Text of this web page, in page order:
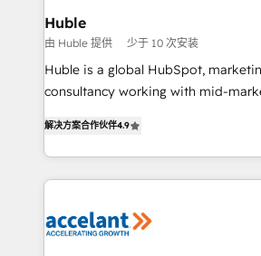
Integration templates that put
of your tech stack, syncing... 🛍️ Shopify or
WooCommerce 💲 Stripe or Paypal
Netsuite 🤖 Google or Microsoft ✍️
the rare Advanced "Custom
Accreditation, securely sync data across...
new HubSpot portal with Advanced
CRM Migrations using our in-house
Huble
由 Huble 提供 少于 10 次安装
Huble is a global HubSpot,
consultancy working with mid-
the strategy, processes, and teams
HubSpot into a genuine growth engine.
HubSpot's Global Partner of the
worldwide, and with over 15 years
解决方案合作伙伴4.9